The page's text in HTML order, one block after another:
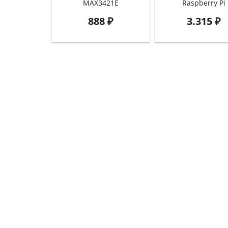
MAX3421E
888₽
Raspberry Pi
3.315₽